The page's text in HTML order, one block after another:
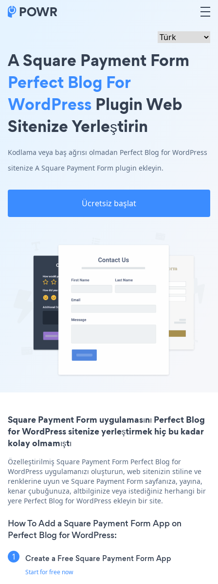
A Square Payment Form
Perfect Blog For
WordPress Plugin Web
Sitenize Yerleştirin
Kodlama veya baş ağrısı olmadan Perfect Blog for WordPress
sitenize A Square Payment Form plugin ekleyin.
Ücretsiz başlat
Square Payment Form uygulamasını Perfect Blog
for WordPress sitenize yerleştirmek hiç bu kadar
kolay olmamıştı
Özelleştirilmiş Square Payment Form Perfect Blog for
WordPress uygulamanızı oluşturun, web sitenizin stiline ve
renklerine uyun ve Square Payment Form sayfanıza, yayına,
kenar çubuğunuza, altbilginize veya istediğiniz herhangi bir
yere Perfect Blog for WordPress ekleyin bir site.
How To Add a Square Payment Form App on
Perfect Blog for WordPress:
Create a Free Square Payment Form App
Start for free now